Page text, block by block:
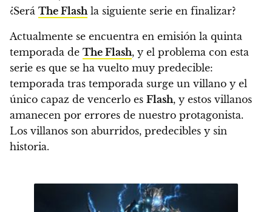
¿Será The Flash la siguiente serie en finalizar?
Actualmente se encuentra en emisión la quinta
temporada de The Flash, y el problema con esta
serie es que se ha vuelto muy predecible:
temporada tras temporada surge un villano y el
único capaz de vencerlo es Flash, y estos villanos
amanecen por errores de nuestro protagonista.
Los villanos son aburridos, predecibles y sin
historia.